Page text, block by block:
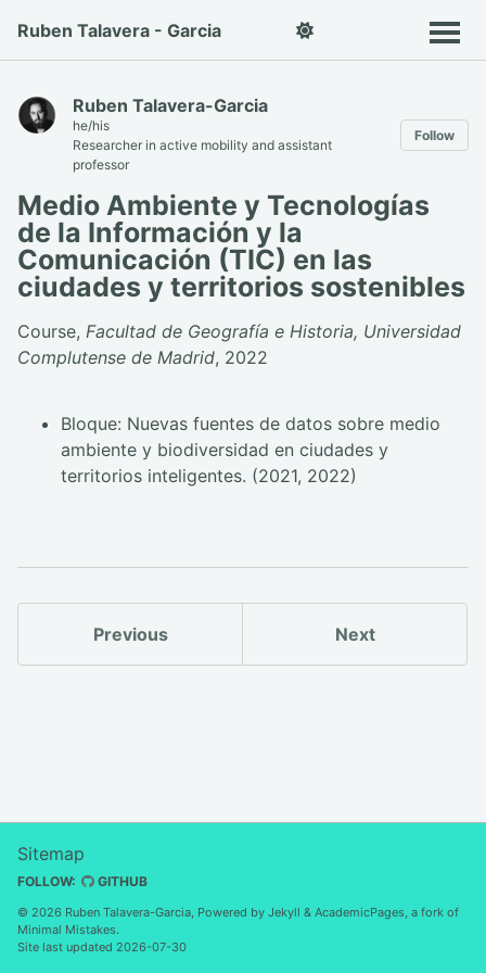
Ruben Talavera - Garcia
Ruben Talavera-Garcia
he/his
Researcher in active mobility and assistant
professor
Follow
Medio Ambiente y Tecnologías
de la Información y la
Comunicación (TIC) en las
ciudades y territorios sostenibles
Course, Facultad de Geografía e Historia, Universidad
Complutense de Madrid, 2022
Bloque: Nuevas fuentes de datos sobre medio
ambiente y biodiversidad en ciudades y
territorios inteligentes. (2021, 2022)
Previous Next
Sitemap
FOLLOW: GITHUB
© 2026 Ruben Talavera-Garcia, Powered by Jekyll & AcademicPages, a fork of
Minimal Mistakes.
Site last updated 2026-07-30